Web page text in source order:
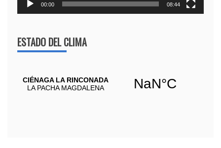
00:00 08:44
ESTADO DEL CLIMA